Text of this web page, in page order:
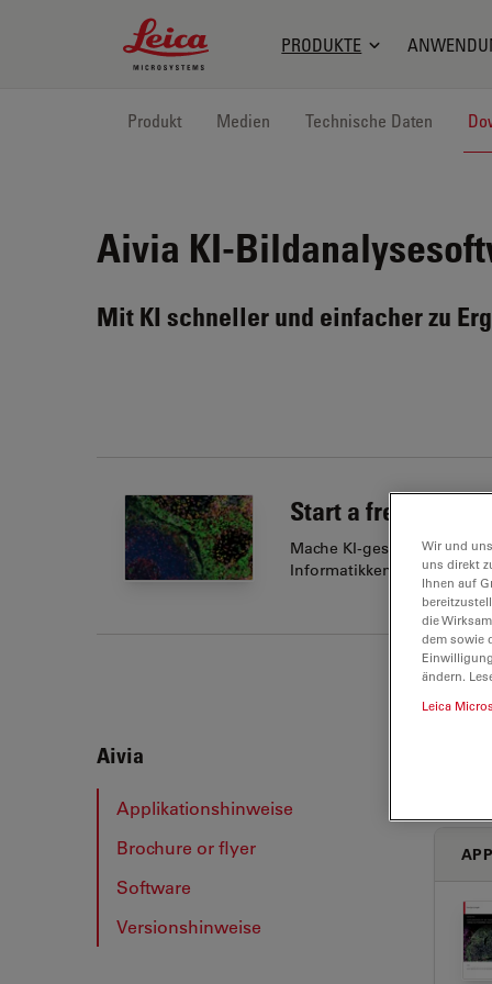
Leica Microsystems Logo
PRODUKTE
Produkt Medien Technische Daten
Aivia KI-
Mit KI schneller und einfacher zu
Start a free trial
Mache KI-gestützte
Informatikkenntnisse
Aivia
Applikationshinweise
Brochure or flyer
Software
Versionshinweise
Wir und
uns direkt
Ihnen auf
die
dem sowie
ändern.
Leica